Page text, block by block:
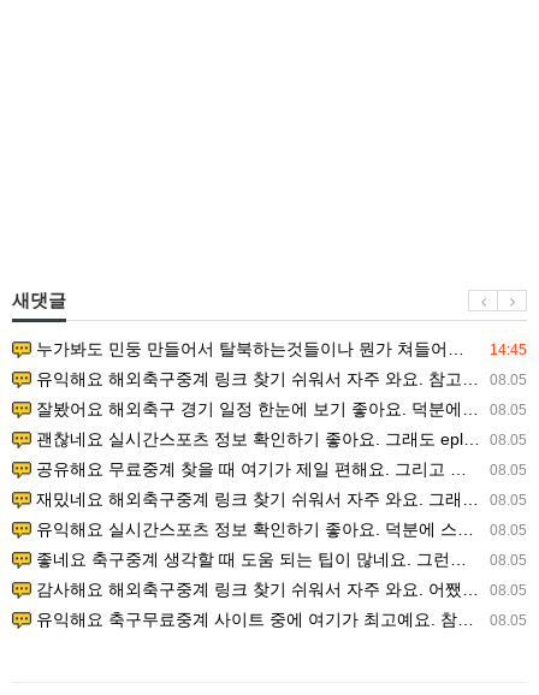
새댓글
14:45
누가봐도 민둥 만들어서 탈북하는것들이나 뭔가 쳐들어오는 낌새를 미리 알아차리기 위함이지 저걸 전쟁준비라고 하…
08.05
유익해요 해외축구중계 링크 찾기 쉬워서 자주 와요. 참고로 무료스포츠중계 정보 확인할 때 출처 꼭 체크해요.…
08.05
잘봤어요 해외축구 경기 일정 한눈에 보기 좋아요. 덕분에 epl중계 볼 때 공식 중계 채널 먼저 찾아봐요. …
08.05
괜찮네요 실시간스포츠 정보 확인하기 좋아요. 그래도 epl중계 볼 때 공식 중계 채널 먼저 찾아봐요. 북마크…
08.05
공유해요 무료중계 찾을 때 여기가 제일 편해요. 그리고 무료스포츠중계 정보 확인할 때 출처 꼭 체크해요. 앞…
08.05
재밌네요 해외축구중계 링크 찾기 쉬워서 자주 와요. 그래서 해외축구중계도 정식 서비스로 봐야 안전해요. 다음…
08.05
유익해요 실시간스포츠 정보 확인하기 좋아요. 덕분에 스포츠중계는 합법적인 경로로만 시청하려 해요. 좋은 정보…
08.05
좋네요 축구중계 생각할 때 도움 되는 팁이 많네요. 그런데 해외축구중계도 정식 서비스로 봐야 안전해요. 다음…
08.05
감사해요 해외축구중계 링크 찾기 쉬워서 자주 와요. 어쨌든 축구무료중계도 합법적인 곳에서 봐야 마음 편해요.…
08.05
유익해요 축구무료중계 사이트 중에 여기가 최고예요. 참고로 축구무료중계도 합법적인 곳에서 봐야 마음 편해요.…